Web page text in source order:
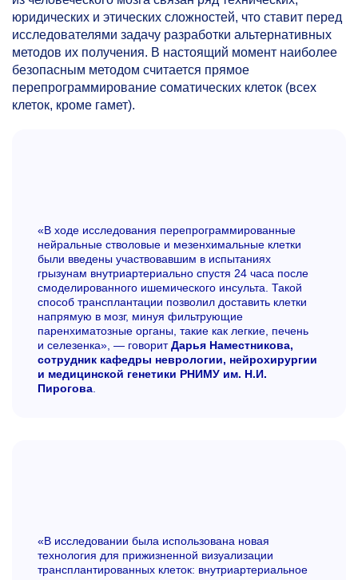
юридических и этических сложностей, что ставит перед
исследователями задачу разработки альтернативных
методов их получения. В настоящий момент наиболее
безопасным методом считается прямое
перепрограммирование соматических клеток (всех
клеток, кроме гамет).
«В ходе исследования перепрограммированные
нейральные стволовые и мезенхимальные клетки
были введены участвовавшим в испытаниях
грызунам внутриартериально спустя 24 часа после
смоделированного ишемического инсульта. Такой
способ трансплантации позволил доставить клетки
напрямую в мозг, минуя фильтрующие
паренхиматозные органы, такие как легкие, печень
и селезенка», — говоритДарья Наместникова,
сотрудник кафедры неврологии, нейрохирургии
и медицинской генетики РНИМУ им. Н.И.
Пирогова
«В исследовании была использована новая
технология для прижизненной визуализации
трансплантированных клеток: внутриартериальное